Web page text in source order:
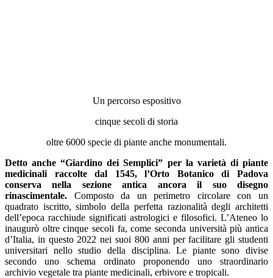
Un percorso espositivo
cinque secoli di storia
oltre 6000 specie di piante anche monumentali.
Detto anche “Giardino dei Semplici” per la varietà di piante
medicinali raccolte dal 1545, l’Orto Botanico di Padova
conserva nella sezione antica ancora il suo disegno
rinascimentale. Composto da un perimetro circolare con un
quadrato iscritto, simbolo della perfetta razionalità degli architetti
dell’epoca racchiude significati astrologici e filosofici. L’Ateneo lo
inaugurò oltre cinque secoli fa, come seconda università più antica
d’Italia, in questo 2022 nei suoi 800 anni per facilitare gli studenti
universitari nello studio della disciplina. Le piante sono divise
secondo uno schema ordinato proponendo uno straordinario
archivio vegetale tra piante medicinali, erbivore e tropicali.